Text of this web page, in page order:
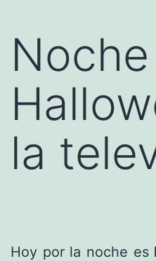
la
Hoy por la noche es